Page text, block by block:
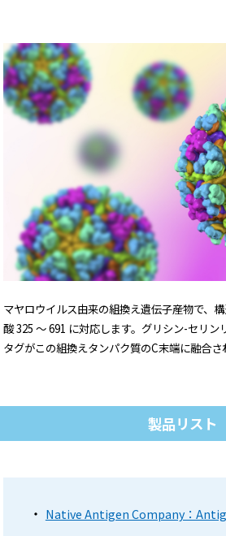
マヤロウイルス由来の組換え遺伝子産物で、
酸 325 ～ 691 に対応します。グリシン-セリ
タグがこの組換えタンパク質のC末端に融合さ
製品リスト
Native Antigen Company：